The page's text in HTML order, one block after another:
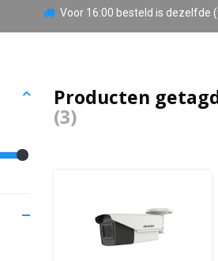
Voor 16:00 besteld is dezelfde
Producten
(3)